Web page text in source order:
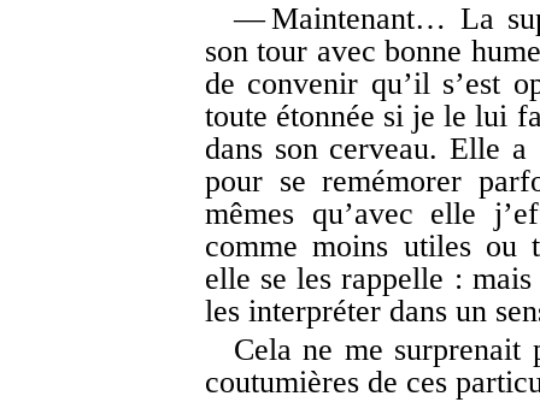
— Maintenant… La
son tour avec bonne
de convenir qu’il s’est
toute étonnée si je le lui
dans son cerveau. Elle
pour se remémorer
mêmes qu’avec elle
comme moins utiles ou
elle se les rappelle :
les interpréter dans un
Cela ne me surprenait
coutumières de ces